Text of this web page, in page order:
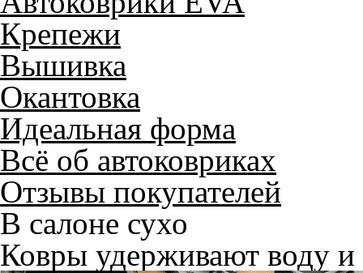
Крепежи
Вышивка
Окантовка
Идеальная форма
Всё об автоковриках
Отзывы покупателей
В салоне сухо
Ковры удерживают воду и